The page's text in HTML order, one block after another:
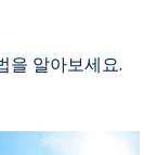
을 알아보세요.